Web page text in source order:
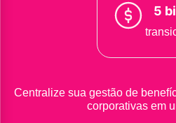
5
Centralize sua gestão de
corporativas em